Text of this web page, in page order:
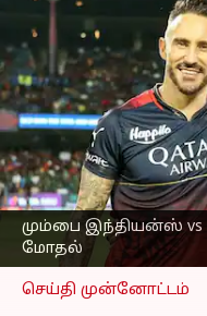
மும்பை இந்தியன்ஸ்
மோதல்
மும்பை
ராயல்
வாய்ப்பை
யார்?
எழுதியவர் Sekar
செய்தி முன்னோட்டம்